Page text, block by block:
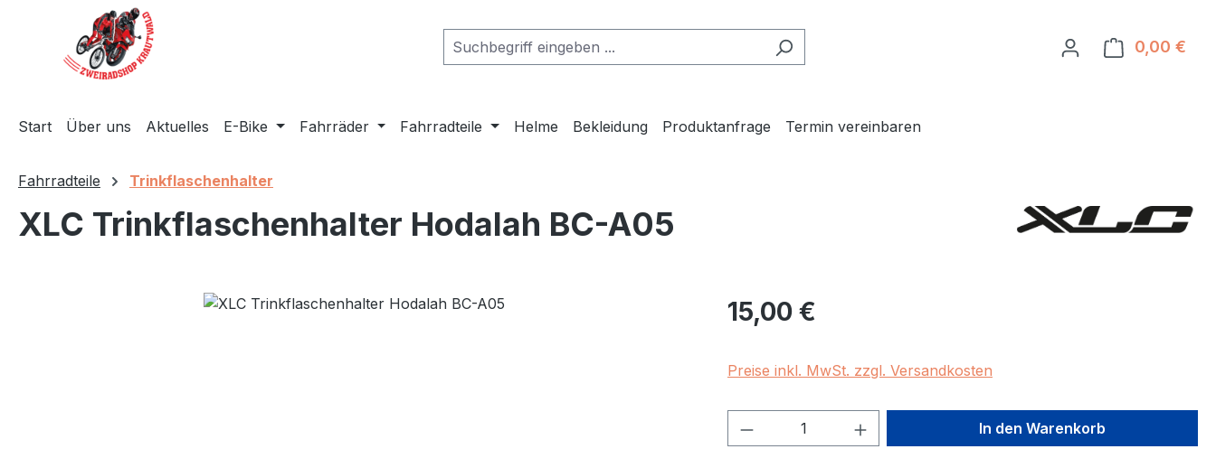
Hauptinhalt springen
Zur Suche springen
Zur Hauptnavigation springen
0,00 €
Start Über uns Aktuelles E-Bike Fahrräder Fahrradteile Helme Bekleidung Produktanfrage Termin vereinbaren
Fahrradteile Trinkflaschenhalter
XLC Trinkflaschenhalter Hodalah BC-A05
Regulärer Preis:
15,00 €
Preise inkl. MwSt. zzgl. Versandkosten
Produkt Anzahl: Gib den gewünschten Wert
In den Warenkorb